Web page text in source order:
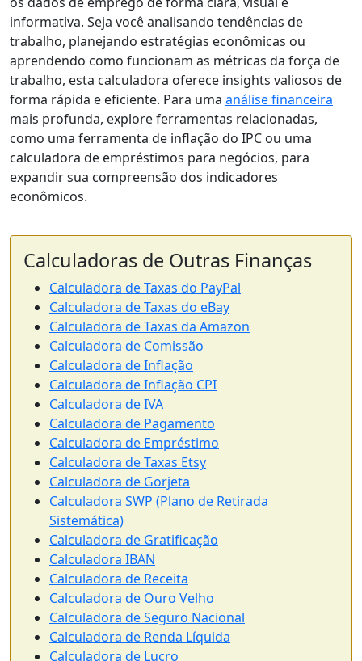
informativa. Seja você analisando tendências de
trabalho, planejando estratégias econômicas ou
aprendendo como funcionam as métricas da força de
trabalho, esta calculadora oferece insights valiosos de
forma rápida e eficiente. Para uma análise financeira
mais profunda, explore ferramentas relacionadas,
como uma ferramenta de inflação do IPC ou uma
calculadora de empréstimos para negócios, para
expandir sua compreensão dos indicadores
econômicos.
Calculadoras de Outras Finanças
Calculadora de Taxas do PayPal
Calculadora de Taxas do eBay
Calculadora de Taxas da Amazon
Calculadora de Comissão
Calculadora de Inflação
Calculadora de Inflação CPI
Calculadora de IVA
Calculadora de Pagamento
Calculadora de Empréstimo
Calculadora de Taxas Etsy
Calculadora de Gorjeta
Calculadora SWP (Plano de Retirada
Sistemática)
Calculadora de Gratificação
Calculadora IBAN
Calculadora de Receita
Calculadora de Ouro Velho
Calculadora de Seguro Nacional
Calculadora de Renda Líquida
Calculadora de Lucro